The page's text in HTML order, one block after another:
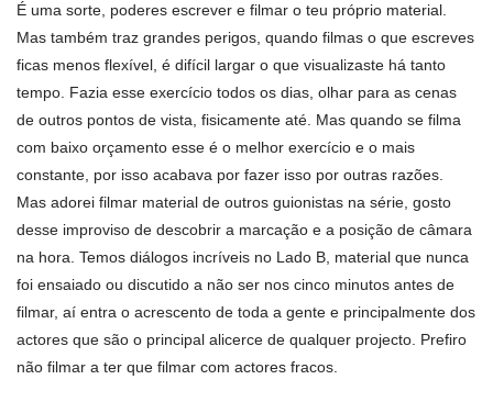
É uma sorte, poderes escrever e filmar o teu próprio material.
Mas também traz grandes perigos, quando filmas o que escreves
ficas menos flexível, é difícil largar o que visualizaste há tanto
tempo. Fazia esse exercício todos os dias, olhar para as cenas
de outros pontos de vista, fisicamente até. Mas quando se filma
com baixo orçamento esse é o melhor exercício e o mais
constante, por isso acabava por fazer isso por outras razões.
Mas adorei filmar material de outros guionistas na série, gosto
desse improviso de descobrir a marcação e a posição de câmara
na hora. Temos diálogos incríveis no Lado B, material que nunca
foi ensaiado ou discutido a não ser nos cinco minutos antes de
filmar, aí entra o acrescento de toda a gente e principalmente dos
actores que são o principal alicerce de qualquer projecto. Prefiro
não filmar a ter que filmar com actores fracos.